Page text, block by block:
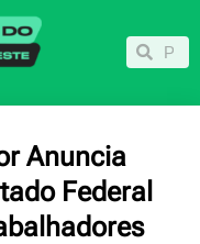
Pesquisar
Anuncia
Federal